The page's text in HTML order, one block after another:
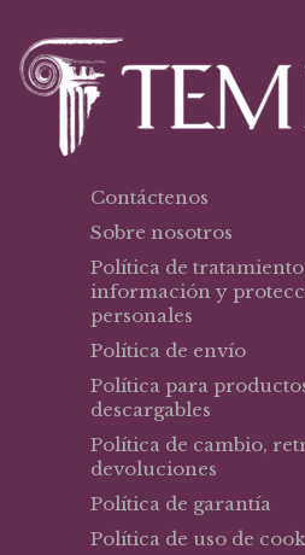
Contáctenos
Sobre nosotros
Política de tratamiento
información y
personales
Política de envío
Política para
descargables
Política de cambio,
devoluciones
Política de garantía
Política de uso de